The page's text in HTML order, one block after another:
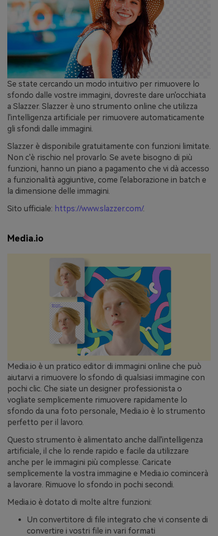
Se state cercando un modo intuitivo per rimuovere lo
sfondo dalle vostre immagini, dovreste dare un'occhiata
a Slazzer. Slazzer è uno strumento online che utilizza
l'intelligenza artificiale per rimuovere automaticamente
gli sfondi dalle immagini.
Slazzer è disponibile gratuitamente con funzioni limitate.
Non c'è rischio nel provarlo. Se avete bisogno di più
funzioni, hanno un piano a pagamento che vi dà accesso
a funzionalità aggiuntive, come l'elaborazione in batch e
la dimensione delle immagini.
Sito ufficiale: https://www.slazzer.com/.
Media.io
Media.io è un pratico editor di immagini online che può
aiutarvi a rimuovere lo sfondo di qualsiasi immagine con
pochi clic. Che siate un designer professionista o
vogliate semplicemente rimuovere rapidamente lo
sfondo da una foto personale, Media.io è lo strumento
perfetto per il lavoro.
Questo strumento è alimentato anche dall'intelligenza
artificiale, il che lo rende rapido e facile da utilizzare
anche per le immagini più complesse. Caricate
semplicemente la vostra immagine e Media.io comincerà
a lavorare. Rimuove lo sfondo in pochi secondi.
Media.io è dotato di molte altre funzioni:
Un convertitore di file integrato che vi consente di
convertire i vostri file in vari formati